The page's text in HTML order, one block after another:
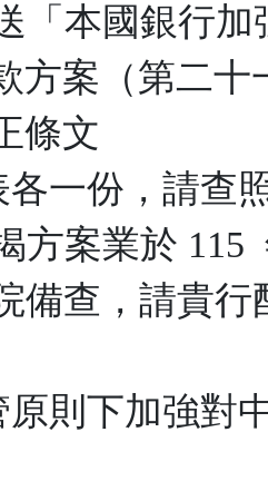
本國銀行加
方案（第二十
條文
份，請查
案業於 115
備查，請貴行
下加強對中